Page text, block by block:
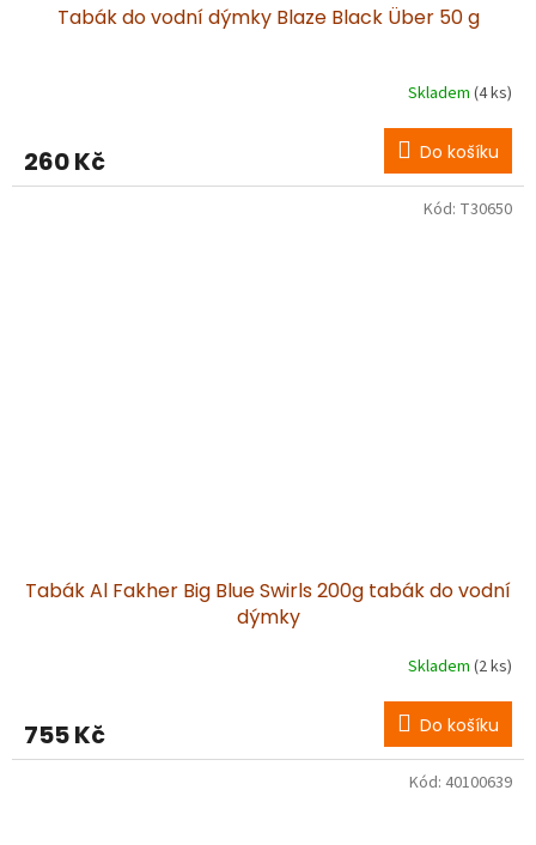
Tabák do vodní dýmky Blaze Black Über 50 g
Skladem (4 ks)
260 Kč Do košíku
Tabák Al Fakher Big Blue Swirls 200g tabák do vodní
dýmky
Skladem (2 ks)
755 Kč Do košíku
Kód: T30650
Kód: 40100639